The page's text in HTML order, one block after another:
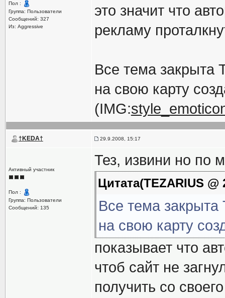
Пол :
Группа: Пользователи
Сообщений: 327
Из: Aggressive
это значит что
рекламу
Все тема
на свою карту
(IMG:
†KEDA† 29.9.2008, 15:17
Активный участник
Пол :
Группа: Пользователи
Сообщений: 135
Тез, извини но по
Цитата(TEZARIUS @
Все тема
на свою карту
показывает что
чтоб сайт не
получить со